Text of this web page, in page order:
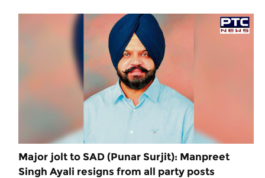
Major jolt to SAD (Punar Surjit): Manpreet
Singh Ayali resigns from all party posts